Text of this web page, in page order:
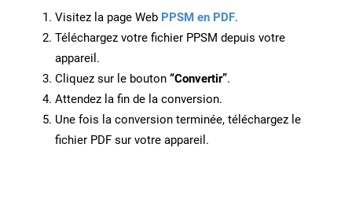
Visitez la page Web PPSM en PDF.
Téléchargez votre fichier PPSM depuis votre
appareil.
Cliquez sur le bouton “Convertir”.
Attendez la fin de la conversion.
Une fois la conversion terminée, téléchargez le
fichier PDF sur votre appareil.